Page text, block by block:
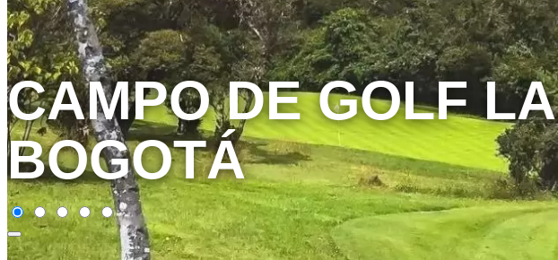
CAMPO DE GOLF
BOGOTÁ